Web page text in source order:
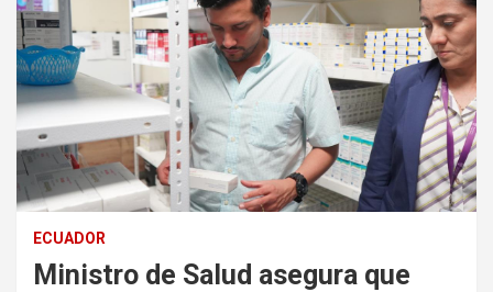
ECUADOR
Ministro de Salud asegura que